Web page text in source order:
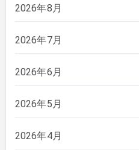
2026年8月
2026年7月
2026年6月
2026年5月
2026年4月